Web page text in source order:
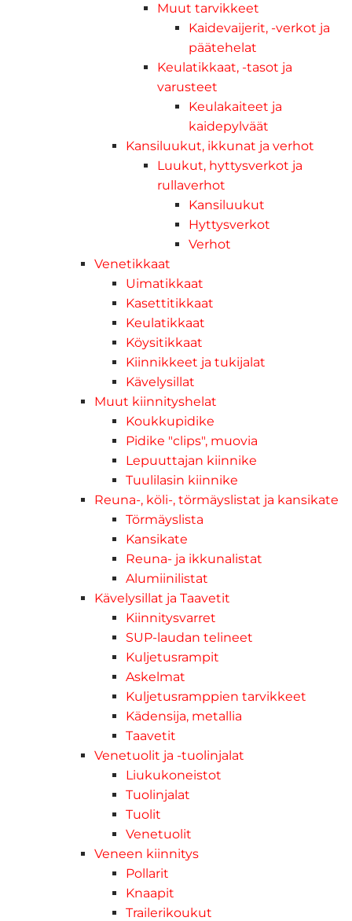
Muut tarvikkeet
Kaidevaijerit, -verkot ja
päätehelat
Keulatikkaat, -tasot ja
varusteet
Keulakaiteet ja
kaidepylväät
Kansiluukut, ikkunat ja verhot
Luukut, hyttysverkot ja
rullaverhot
Kansiluukut
Hyttysverkot
Verhot
Venetikkaat
Uimatikkaat
Kasettitikkaat
Keulatikkaat
Köysitikkaat
Kiinnikkeet ja tukijalat
Kävelysillat
Muut kiinnityshelat
Koukkupidike
Pidike "clips", muovia
Lepuuttajan kiinnike
Tuulilasin kiinnike
Reuna-, köli-, törmäyslistat ja kansikate
Törmäyslista
Kansikate
Reuna- ja ikkunalistat
Alumiinilistat
Kävelysillat ja Taavetit
Kiinnitysvarret
SUP-laudan telineet
Kuljetusrampit
Askelmat
Kuljetusramppien tarvikkeet
Kädensija, metallia
Taavetit
Venetuolit ja -tuolinjalat
Liukukoneistot
Tuolinjalat
Tuolit
Venetuolit
Veneen kiinnitys
Pollarit
Knaapit
Trailerikoukut